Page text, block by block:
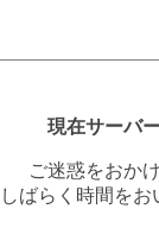
現在サーバ
ご迷惑をおか
しばらく時間を